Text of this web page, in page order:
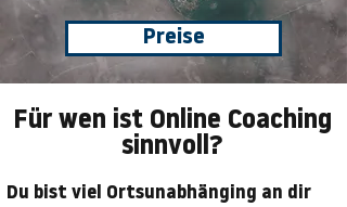
Preise
Für wen ist Online Coaching
sinnvoll?
Du bist viel Ortsunabhänging an dir